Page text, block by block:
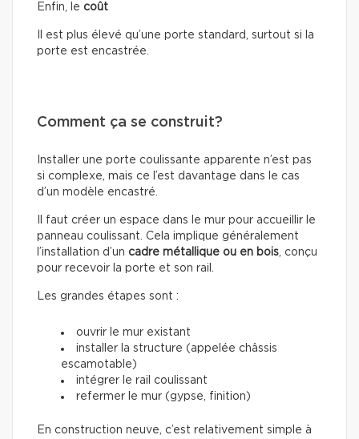
Enfin, le coût
Il est plus élevé qu’une porte standard, surtout si la
porte est encastrée.
Comment ça se construit?
Installer une porte coulissante apparente n’est pas
si complexe, mais ce l’est davantage dans le cas
d’un modèle encastré.
Il faut créer un espace dans le mur pour accueillir le
panneau coulissant. Cela implique généralement
l’installation d’un cadre métallique ou en bois , conçu
pour recevoir la porte et son rail.
Les grandes étapes sont :
ouvrir le mur existant
installer la structure (appelée châssis
escamotable)
intégrer le rail coulissant
refermer le mur (gypse, finition)
En construction neuve, c’est relativement simple à